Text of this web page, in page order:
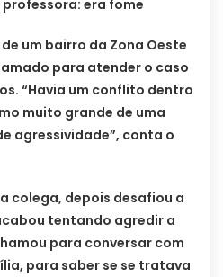
era fome
um bairro da Zona Oeste
para atender o caso
“Havia um conflito dentro
muito grande de uma
agressividade”, conta o
colega, depois desafiou a
tentando agredir a
para conversar com
para saber se se tratava